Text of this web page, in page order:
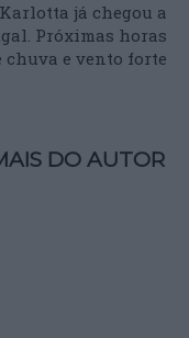
Karlotta já chegou a
Próximas horas
chuva e vento forte
DO AUTOR